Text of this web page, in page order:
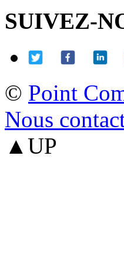
SUIVEZ-
© Point
Nous
▲UP